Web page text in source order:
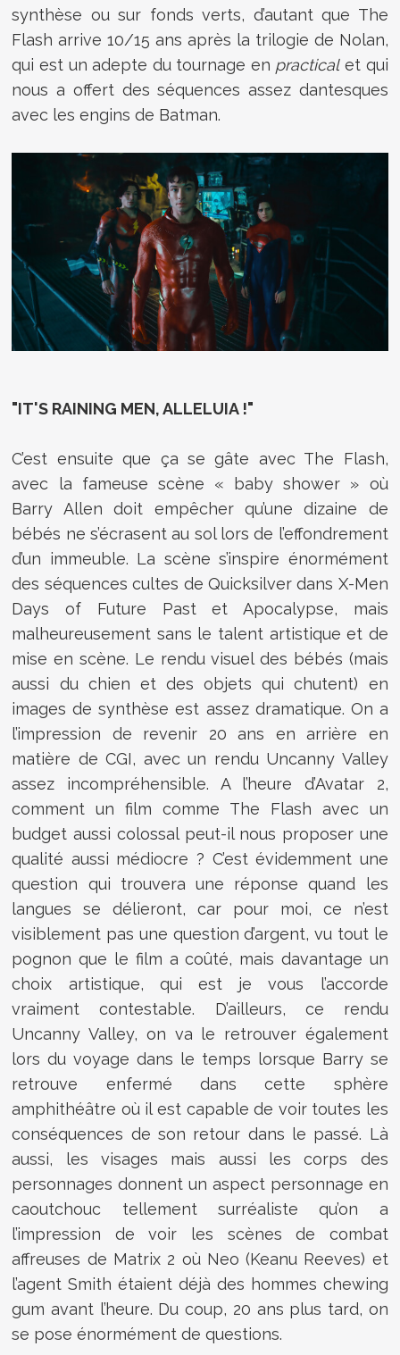
synthèse ou sur fonds verts, d’autant que The
Flash arrive 10/15 ans après la trilogie de Nolan,
qui est un adepte du tournage en practicalet qui
nous a offert des séquences assez dantesques
avec les engins de Batman.
"IT'S RAINING MEN, ALLELUIA !"
C’est ensuite que ça se gâte avec The Flash,
avec la fameuse scène « baby shower » où
Barry Allen doit empêcher qu’une dizaine de
bébés ne s’écrasent au sol lors de l’effondrement
d’un immeuble. La scène s’inspire énormément
des séquences cultes de Quicksilver dans X-Men
Days of Future Past et Apocalypse, mais
malheureusement sans le talent artistique et de
mise en scène. Le rendu visuel des bébés (mais
aussi du chien et des objets qui chutent) en
images de synthèse est assez dramatique. On a
l’impression de revenir 20 ans en arrière en
matière de CGI, avec un rendu Uncanny Valley
assez incompréhensible. A l’heure d’Avatar 2,
comment un film comme The Flash avec un
budget aussi colossal peut-il nous proposer une
qualité aussi médiocre ? C’est évidemment une
question qui trouvera une réponse quand les
langues se délieront, car pour moi, ce n’est
visiblement pas une question d’argent, vu tout le
pognon que le film a coûté, mais davantage un
choix artistique, qui est je vous l’accorde
vraiment contestable. D’ailleurs, ce rendu
Uncanny Valley, on va le retrouver également
lors du voyage dans le temps lorsque Barry se
retrouve enfermé dans cette sphère
amphithéâtre où il est capable de voir toutes les
conséquences de son retour dans le passé. Là
aussi, les visages mais aussi les corps des
personnages donnent un aspect personnage en
caoutchouc tellement surréaliste qu’on a
l’impression de voir les scènes de combat
affreuses de Matrix 2 où Neo (Keanu Reeves) et
l’agent Smith étaient déjà des hommes chewing
gum avant l’heure. Du coup, 20 ans plus tard, on
se pose énormément de questions.